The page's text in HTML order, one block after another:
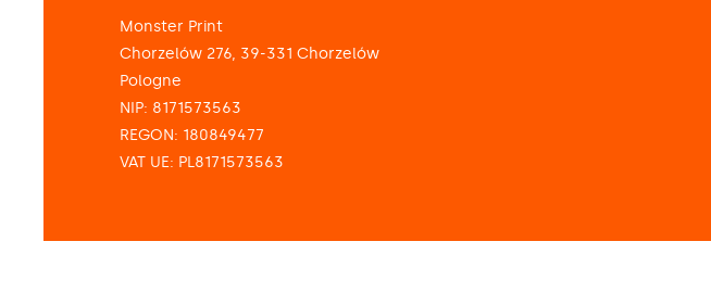
Monster Print
Chorzelów 276, 39-331 Chorzelów
Pologne
NIP: 8171573563
REGON: 180849477
VAT UE: PL8171573563